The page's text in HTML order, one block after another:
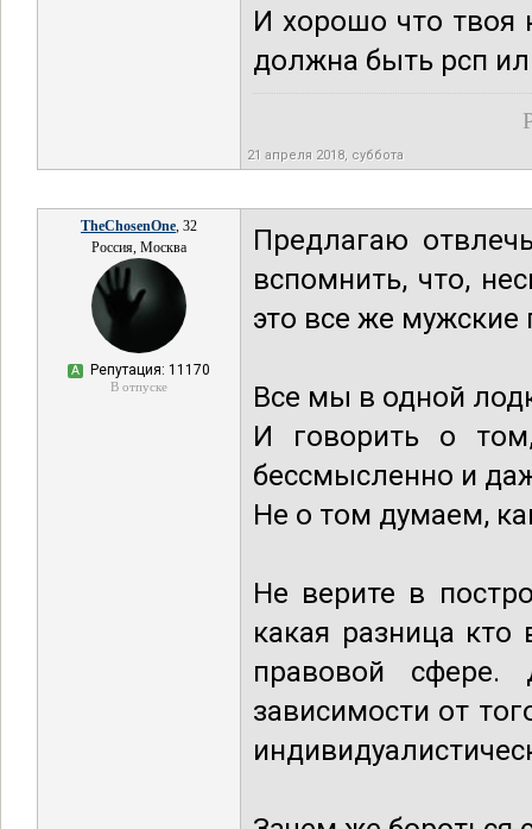
И хорошо что твоя
должна быть рсп
21 апреля 2018, суббота
TheChosenOne, 32
Россия, Москва
А Репутация: 11170
В отпуске
Предлагаю
вспомнить, что,
это все же мужские
Все мы в одной
И говорить о
бессмысленно и
Не о том думаем,
Не верите в
какая разница
правовой сфере.
зависимости от